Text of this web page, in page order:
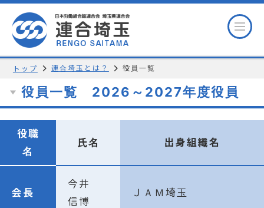
トップ 連合埼玉とは？ 役員一覧
役員一覧 2026～2027年度役員
役職
名
氏名 出身組織名
会長
今井
信博
ＪＡＭ埼玉